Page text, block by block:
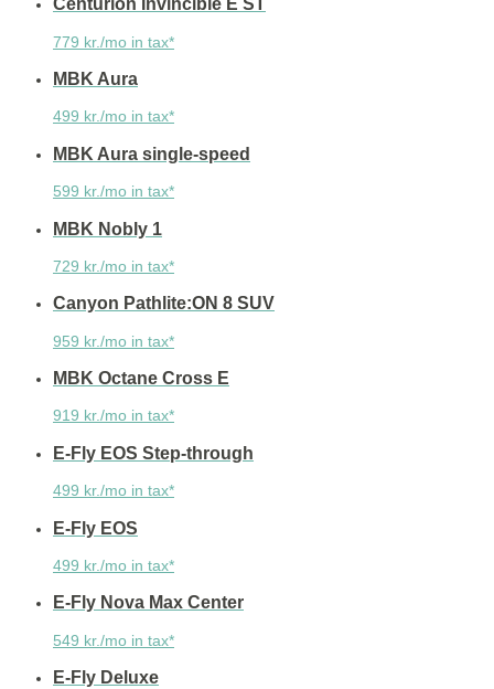
779 kr./mo in tax*
MBK Aura
499 kr./mo in tax*
MBK Aura single-speed
599 kr./mo in tax*
MBK Nobly 1
729 kr./mo in tax*
Canyon Pathlite:ON 8 SUV
959 kr./mo in tax*
MBK Octane Cross E
919 kr./mo in tax*
E-Fly EOS Step-through
499 kr./mo in tax*
E-Fly EOS
499 kr./mo in tax*
E-Fly Nova Max Center
549 kr./mo in tax*
E-Fly Deluxe